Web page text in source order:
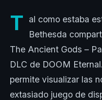
T
al como estaba
Bethesda
The Ancient Gods –
DLC de DOOM
permite visualizar las
extasiado juego de